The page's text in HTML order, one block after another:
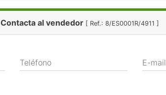
Contacta al vendedor [ Ref.: 8/ES0001R/4911 ]
Teléfono E-mail